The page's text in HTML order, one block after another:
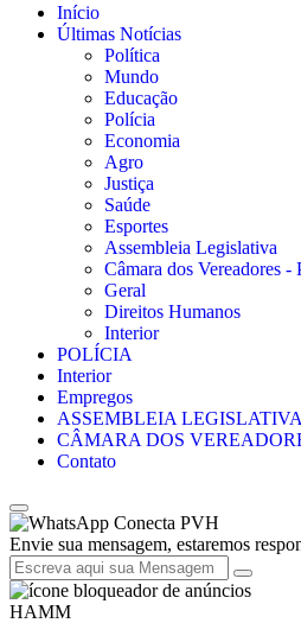
Início
Últimas Notícias
Política
Mundo
Educação
Polícia
Economia
Agro
Justiça
Saúde
Esportes
Assembleia Legislativa
Câmara dos Vereadores -
Geral
Direitos Humanos
Interior
POLÍCIA
Interior
Empregos
ASSEMBLEIA LEGISLATIVA
CÂMARA DOS
Contato
Conecta PVH
Envie sua mensagem, estaremos
HAMM